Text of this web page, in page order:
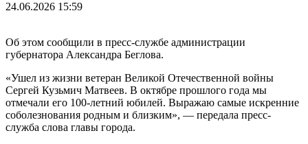
24.06.2026 15:59
Об этом сообщили в пресс-службе администрации
губернатора Александра Беглова.
«Ушел из жизни ветеран Великой Отечественной войны
Сергей Кузьмич Матвеев. В октябре прошлого года мы
отмечали его 100-летний юбилей. Выражаю самые искренние
соболезнования родным и близким», — передала пресс-
служба слова главы города.